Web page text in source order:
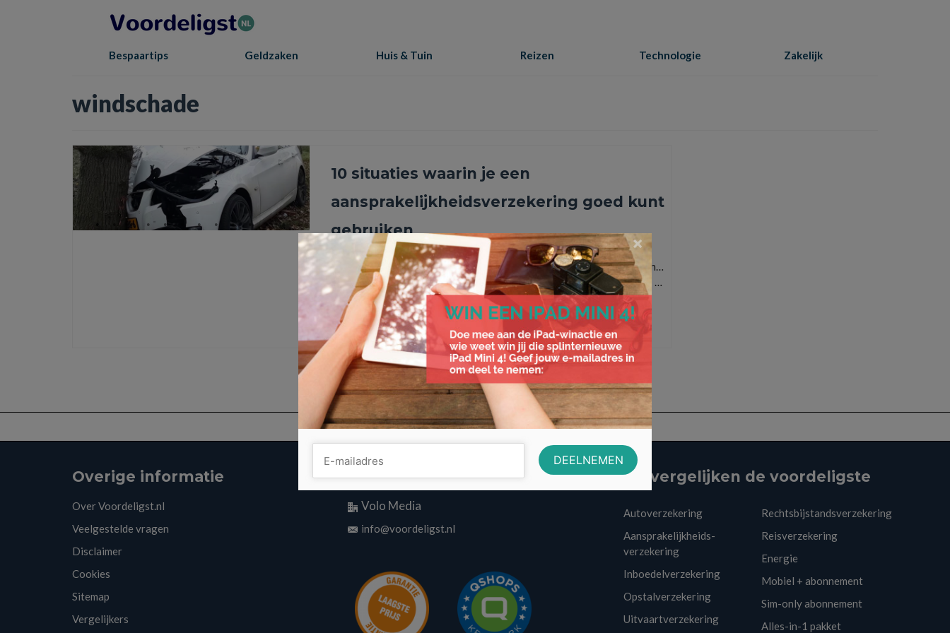
Bespaartips Geldzaken Huis & Tuin Reizen Technologie Zakelijk
windschade
10 situaties waarin je een
aansprakelijkheidsverzekering goed kunt
gebruiken
Schade aanbrengen aan iemand anders, of aan de spullen van anderen…
Een aansprakelijkheidsverzekering is dan hetgeen wat je nodig hebt! …
Lees Meer
aansprakelijk,aansprakelijkheidsverzekerin,glasschade,letsel schade,schade,windschade
Overige informatie
Over Voordeligst.nl
Veelgestelde vragen
Disclaimer
Cookies
Sitemap
Vergelijkers
Contactinformatie
Volo Media
info@voordeligst.nl
wij vergelijken de voordeligste
Autoverzekering
Aansprakelijkheids-
verzekering
Inboedelverzekering
Opstalverzekering
Uitvaartverzekering
Rechtsbijstandsverzekering
Reisverzekering
Energie
Mobiel + abonnement
Sim-only abonnement
Alles-in-1 pakket
×